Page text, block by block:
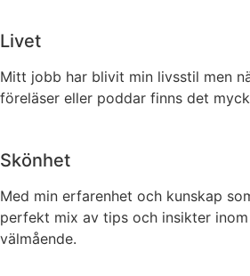
Livet
Mitt jobb har blivit min livsstil men
föreläser eller poddar finns det
Skönhet
Med min erfarenhet och kunskap
perfekt mix av tips och insikter
välmående.